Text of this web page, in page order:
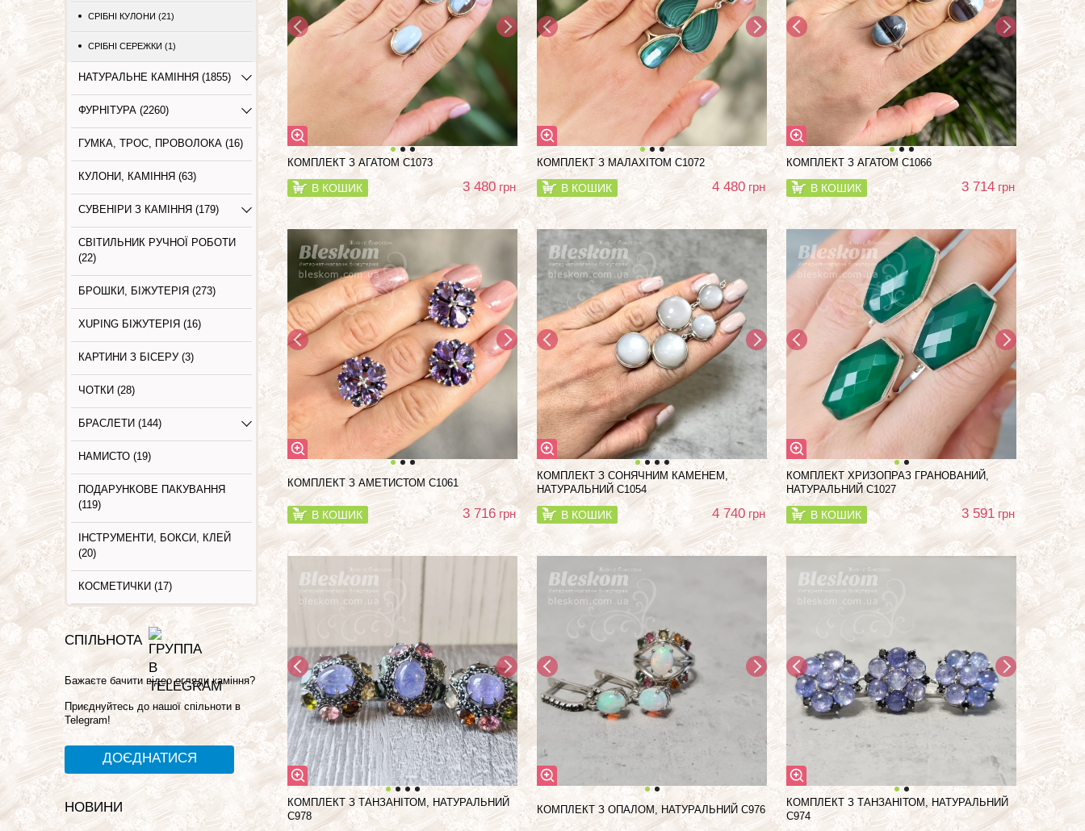
СРІБНІ КУЛОНИ (21)
СРІБНІ СЕРЕЖКИ (1)
НАТУРАЛЬНЕ КАМІННЯ (1855)
ФУРНІТУРА (2260)
ГУМКА, ТРОС, ПРОВОЛОКА (16)
КУЛОНИ, КАМІННЯ (63)
СУВЕНІРИ З КАМІННЯ (179)
СВІТИЛЬНИК РУЧНОЇ РОБОТИ
(22)
БРОШКИ, БІЖУТЕРІЯ (273)
XUPING БІЖУТЕРІЯ (16)
КАРТИНИ З БIСЕРУ (3)
ЧОТКИ (28)
БРАСЛЕТИ (144)
НАМИСТО (19)
ПОДАРУНКОВЕ ПАКУВАННЯ
(119)
ІНСТРУМЕНТИ, БОКСИ, КЛЕЙ
(20)
КОСМЕТИЧКИ (17)
СПІЛЬНОТА
Бажаєте бачити відео огляди каміння?
Приєднуйтесь до нашої спільноти в
Telegram!
ДОЄДНАТИСЯ
НОВИНИ
КОМПЛЕКТ З АГАТОМ С1073
В КОШИК 3 480 грн
КОМПЛЕКТ З МАЛАХІТОМ С1072
В КОШИК 4 480 грн
КОМПЛЕКТ З АГАТОМ С1066
В КОШИК 3 714 грн
КОМПЛЕКТ З АМЕТИСТОМ С1061
В КОШИК 3 716 грн
КОМПЛЕКТ З СОНЯЧНИМ КАМЕНЕМ,
НАТУРАЛЬНИЙ С1054
В КОШИК 4 740 грн
КОМПЛЕКТ ХРИЗОПРАЗ ГРАНОВАНИЙ,
НАТУРАЛЬНИЙ С1027
В КОШИК 3 591грн
КОМПЛЕКТ З ТАНЗАНІТОМ, НАТУРАЛЬНИЙ
С978
КОМПЛЕКТ З ОПАЛОМ, НАТУРАЛЬНИЙ С976
КОМПЛЕКТ З ТАНЗАНІТОМ, НАТУРАЛЬНИЙ
С974